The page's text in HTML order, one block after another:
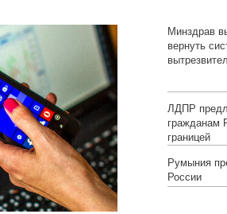
Минздрав
вернуть
ЛДПР
гражданам
границей
Румыния
России